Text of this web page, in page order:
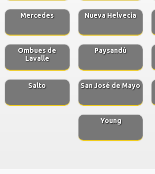
Mercedes Nueva Helvecia
Ombues de
Lavalle
Paysandú
Salto San José de Mayo
Young